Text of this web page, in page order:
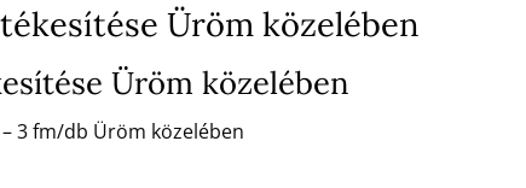
Üröm közelében
Üröm közelében
3 fm/db Üröm közelében